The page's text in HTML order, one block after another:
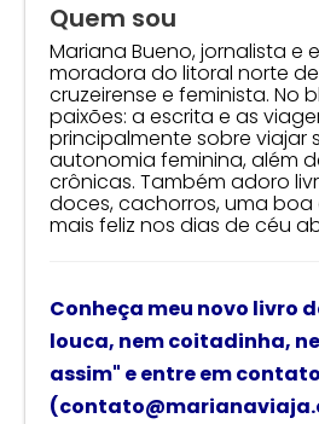
Quem sou
Mariana Bueno, jornalista e
moradora do litoral norte
cruzeirense e feminista. No
paixões: a escrita e as
principalmente sobre viajar
autonomia feminina, além
crônicas. Também adoro
doces, cachorros, uma boa
mais feliz nos dias de céu
Conheça meu novo livro
louca, nem coitadinha,
assim" eentre em